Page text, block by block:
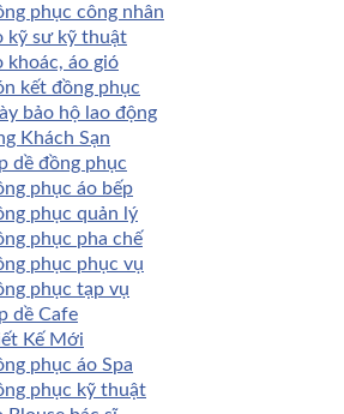
phục công nhân
kỹ sư kỹ thuật
khoác, áo gió
kết đồng phục
bảo hộ lao động
Khách Sạn
dề đồng phục
phục áo bếp
phục quản lý
phục pha chế
phục phục vụ
phục tạp vụ
dề Cafe
Kế Mới
phục áo Spa
phục kỹ thuật